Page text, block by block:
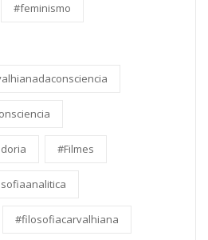
#feminismo
#Filmes
#filosofiacarvalhiana